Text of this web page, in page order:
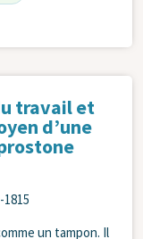
travail et
d’une
un tampon. Il